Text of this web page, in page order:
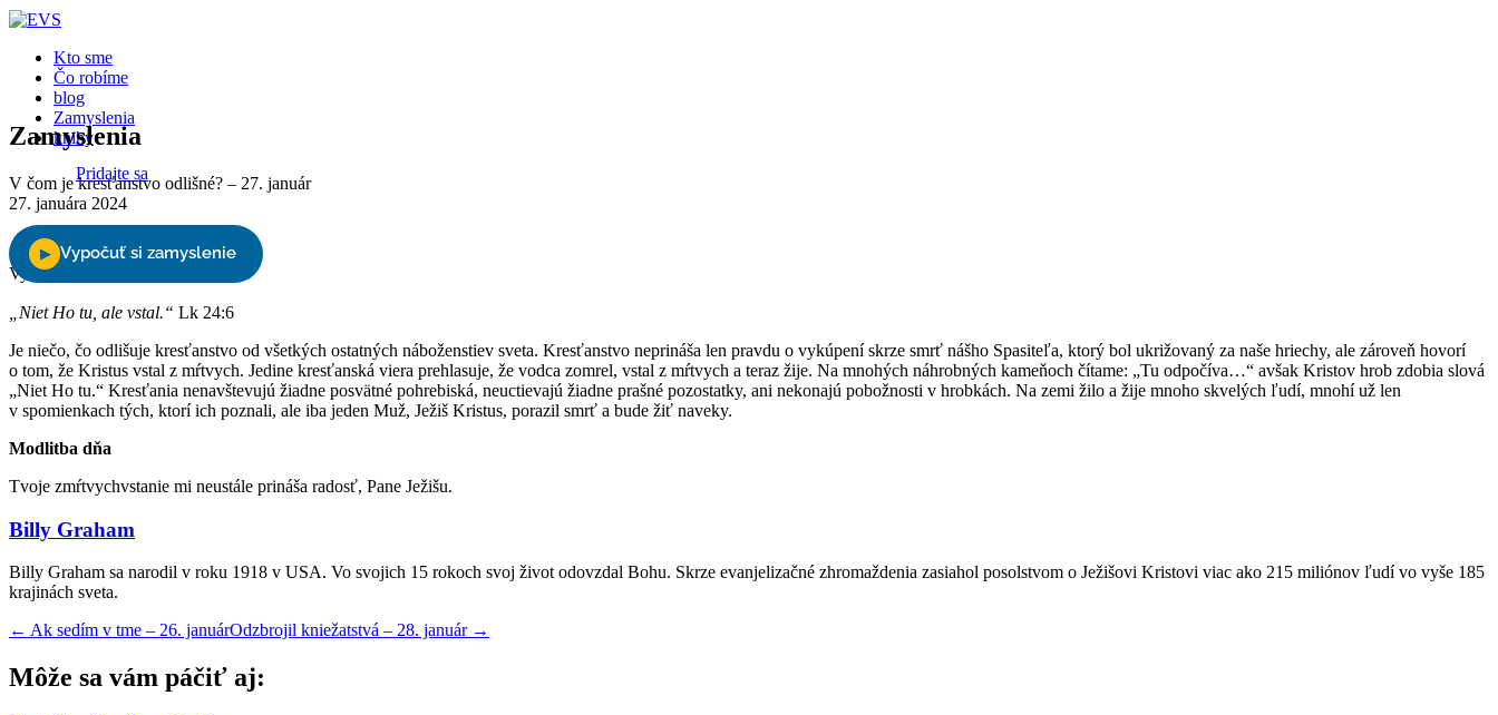
Close
Kto sme
Čo robíme
blog
Zamyslenia
knihy
Pridajte sa
Vyberte stranu
Zamyslenia
V čom je kresťanstvo odlišné? – 27. január
27. januára 2024
„Niet Ho tu, ale vstal.“ Lk 24:6
Je niečo, čo odlišuje kresťanstvo od všetkých ostatných náboženstiev sveta. Kresťanstvo neprináša len pravdu o vykúpení skrze smrť nášho Spasiteľa, ktorý bol ukrižovaný za naše hriechy, ale zároveň hovorí
o tom, že Kristus vstal z mŕtvych. Jedine kresťanská viera prehlasuje, že vodca zomrel, vstal z mŕtvych a teraz žije. Na mnohých náhrobných kameňoch čítame: „Tu odpočíva…“ avšak Kristov hrob zdobia slová
„Niet Ho tu.“ Kresťania nenavštevujú žiadne posvätné pohrebiská, neuctievajú žiadne prašné pozostatky, ani nekonajú pobožnosti v hrobkách. Na zemi žilo a žije mnoho skvelých ľudí, mnohí už len
v spomienkach tých, ktorí ich poznali, ale iba jeden Muž, Ježiš Kristus, porazil smrť a bude žiť naveky.
Modlitba dňa
Tvoje zmŕtvychvstanie mi neustále prináša radosť, Pane Ježišu.
Billy Graham
Billy Graham sa narodil v roku 1918 v USA. Vo svojich 15 rokoch svoj život odovzdal Bohu. Skrze evanjelizačné zhromaždenia zasiahol posolstvom o Ježišovi Kristovi viac ako 215 miliónov ľudí vo vyše 185
krajinách sveta.
← Ak sedím v tme – 26. januárOdzbrojil kniežatstvá – 28. január →
Môže sa vám páčiť aj: